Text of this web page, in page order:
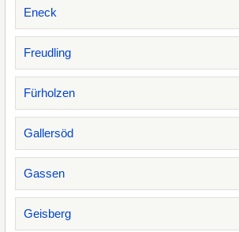
Eneck
Freudling
Fürholzen
Gallersöd
Gassen
Geisberg